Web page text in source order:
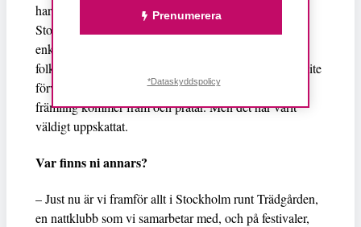
har varit jättespännande, det är annorlunda här. I
Stockholm vet folk vilka vi är och då kan det vara
enklare att närma sig folkhär har vi försökt gå fram till
folk och fråga om de vill ha sällskap hem. En del blir lite
förvånade och till och med lite rädda först när en
främling kommer fram och pratar. Men det har varit
väldigt uppskattat.
Var finns ni annars?
– Just nu är vi framför allt i Stockholm runt Trädgården,
en nattklubb som vi samarbetar med, och på festivaler,
Prenumerera
*Dataskyddspolicy